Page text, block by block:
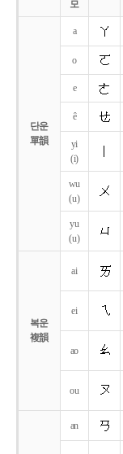
모
단운
單韻
a
o
e
ê
yi
(i)
wu
(u)
yu
(u)
복운
複韻
ai
ei
ao
ou
an